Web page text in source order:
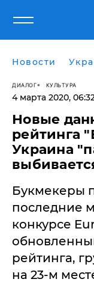
Новости
ДИАЛОГ КУЛЬТУРА
4 марта 2020,
Новые
рейтинга
Украина
Букмекеры
последние
конкурсе
рейтинга,
на 23-м